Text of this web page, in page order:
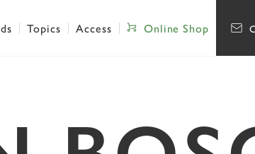
Topics Access Online Shop